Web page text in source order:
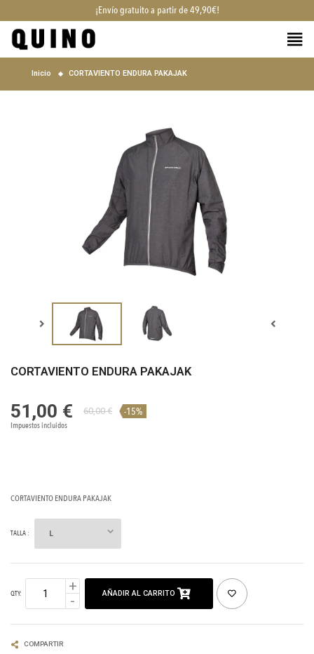
¡Envío gratuito a partir de 49,90€!
Inicio CORTAVIENTO ENDURA PAKAJAK
CORTAVIENTO ENDURA PAKAJAK
51,00 € 60,00 € -15%
Impuestos incluidos
CORTAVIENTO ENDURA PAKAJAK
TALLA :
QTY: AÑADIR AL CARRITO
COMPARTIR